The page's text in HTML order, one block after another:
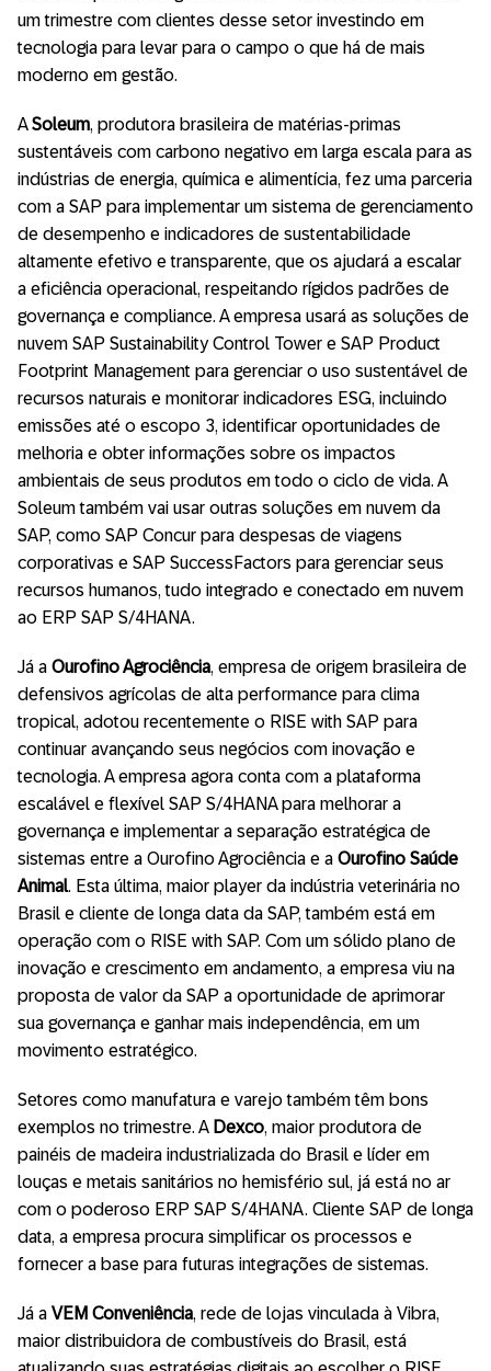
um trimestre com clientes desse setor investindo em
tecnologia para levar para o campo o que há de mais
moderno em gestão.
ASoleum, produtora brasileira de matérias-primas
sustentáveis ​​com carbono negativo em larga escala para as
indústrias de energia, química e alimentícia, fez uma parceria
com a SAP para implementar um sistema de gerenciamento
de desempenho e indicadores de sustentabilidade
altamente efetivo e transparente, que os ajudará a escalar
a eficiência operacional, respeitando rígidos padrões de
governança e compliance. A empresa usará as soluções de
nuvem SAP Sustainability Control Tower e SAP Product
Footprint Management para gerenciar o uso sustentável de
recursos naturais e monitorar indicadores ESG, incluindo
emissões até o escopo 3, identificar oportunidades de
melhoria e obter informações sobre os impactos
ambientais de seus produtos em todo o ciclo de vida. A
Soleum também vai usar outras soluções em nuvem da
SAP, como SAP Concur para despesas de viagens
corporativas e SAP SuccessFactors para gerenciar seus
recursos humanos, tudo integrado e conectado em nuvem
ao ERP SAP S/4HANA.
Já a Ourofino Agrociência, empresa de origem brasileira de
defensivos agrícolas de alta performance para clima
tropical, adotou recentemente o RISE with SAP para
continuar avançando seus negócios com inovação e
tecnologia. A empresa agora conta com a plataforma
escalável e flexível SAP S/4HANA para melhorar a
governança e implementar a separação estratégica de
sistemas entre a Ourofino Agrociência e a Ourofino Saúde
Animal. Esta última, maior player da indústria veterinária no
Brasil e cliente de longa data da SAP, também está em
operação com o RISE with SAP. Com um sólido plano de
inovação e crescimento em andamento, a empresa viu na
proposta de valor da SAP a oportunidade de aprimorar
sua governança e ganhar mais independência, em um
movimento estratégico.
Setores como manufatura e varejo também têm bons
exemplos no trimestre. A Dexco, maior produtora de
painéis de madeira industrializada do Brasil e líder em
louças e metais sanitários no hemisfério sul, já está no ar
com o poderoso ERP SAP S/4HANA. Cliente SAP de longa
data, a empresa procura simplificar os processos e
fornecer a base para futuras integrações de sistemas.
Já a VEM Conveniência, rede de lojas vinculada à Vibra,
maior distribuidora de combustíveis do Brasil, está